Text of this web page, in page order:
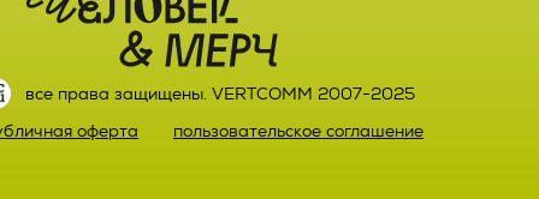
все права защищены. VERTCOMM 2007-2025
оферта
пользовательское соглашение
также